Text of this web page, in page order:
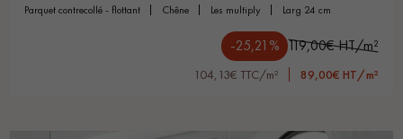
parquet contrecollé - flottant chêne les multiply larg 24 cm
-25,21% 119,00€ HT/m²
104,13€ TTC/m² 89,00€ HT/m²